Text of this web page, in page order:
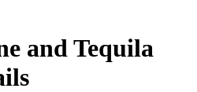
and Tequila